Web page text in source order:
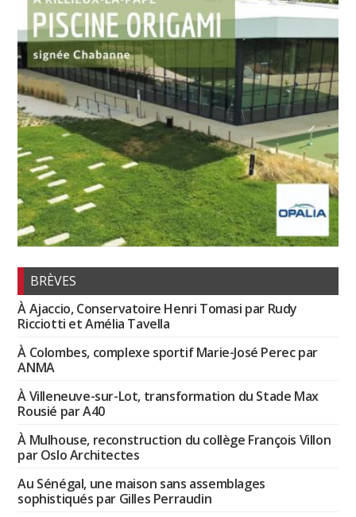
BRÈVES
À Ajaccio, Conservatoire Henri Tomasi par Rudy
Ricciotti et Amélia Tavella
À Colombes, complexe sportif Marie-José Perec par
ANMA
À Villeneuve-sur-Lot, transformation du Stade Max
Rousié par A40
À Mulhouse, reconstruction du collège François Villon
par Oslo Architectes
Au Sénégal, une maison sans assemblages
sophistiqués par Gilles Perraudin